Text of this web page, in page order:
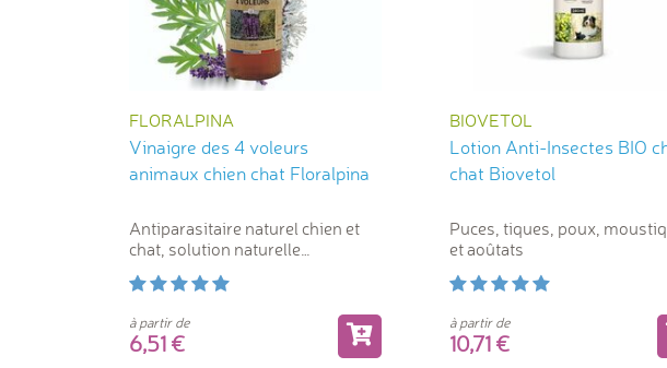
FLORALPINA
Vinaigre des 4 voleurs
animaux chien chat Floralpina
Antiparasitaire naturel chien et
chat, solution naturelle
à partir de
6,51
BIOVETOL
Lotion Anti-Insectes BIO
chat Biovetol
Puces, tiques, poux,
et aoûtats
à partir de
10,71